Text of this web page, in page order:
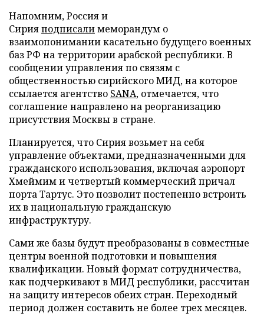
Напомним, Россия и
Сирияподписалимеморандум о
взаимопонимании касательно будущего военных
баз РФ на территории арабской республики. В
сообщении управления по связям с
общественностью сирийского МИД, на которое
ссылается агентство SANA, отмечается, что
соглашение направлено на реорганизацию
присутствия Москвы в стране.
Планируется, что Сирия возьмет на себя
управление объектами, предназначенными для
гражданского использования, включая аэропорт
Хмеймим и четвертый коммерческий причал
порта Тартус. Это позволит постепенно встроить
их в национальную гражданскую
инфраструктуру.
Сами же базы будут преобразованы в совместные
центры военной подготовки и повышения
квалификации. Новый формат сотрудничества,
как подчеркивают в МИД республики, рассчитан
на защиту интересов обеих стран. Переходный
период должен составить не более трех месяцев.